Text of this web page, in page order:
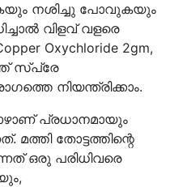
നശിച്ചു പോവുകയും
വിളവ് വളരെ
Oxychloride 2gm,
സ്പ്രേ
നിയന്ത്രിക്കാം.
പ്രധാനമായും
തോട്ടത്തിന്റെ
ഒരു പരിധിവരെ